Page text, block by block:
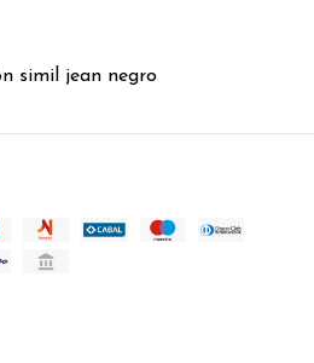
simil jean negro